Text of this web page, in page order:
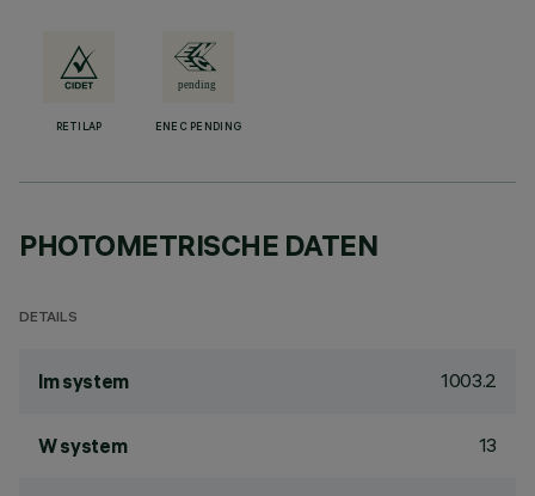
RETILAP ENEC PENDING
PHOTOMETRISCHE DATEN
DETAILS
lm system 1003.2
W system 13